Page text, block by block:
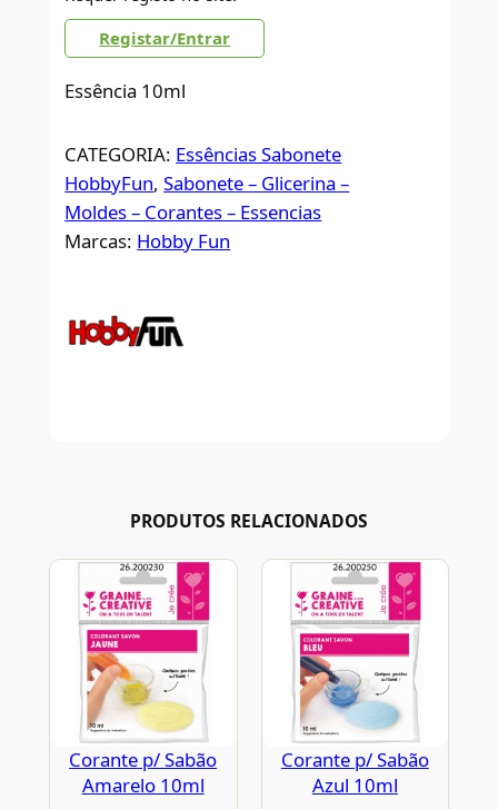
Registar/Entrar
Essência 10ml
CATEGORIA: Essências Sabonete
HobbyFun, Sabonete – Glicerina –
Moldes – Corantes – Essencias
Marcas: Hobby Fun
PRODUTOS RELACIONADOS
Corante p/ Sabão
Amarelo 10ml
Corante p/ Sabão
Azul 10ml